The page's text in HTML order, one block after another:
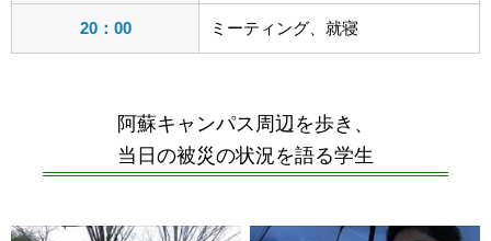
20：00 ミーティング、就寝
阿蘇キャンパス周辺を歩き、
当日の被災の状況を語る学生